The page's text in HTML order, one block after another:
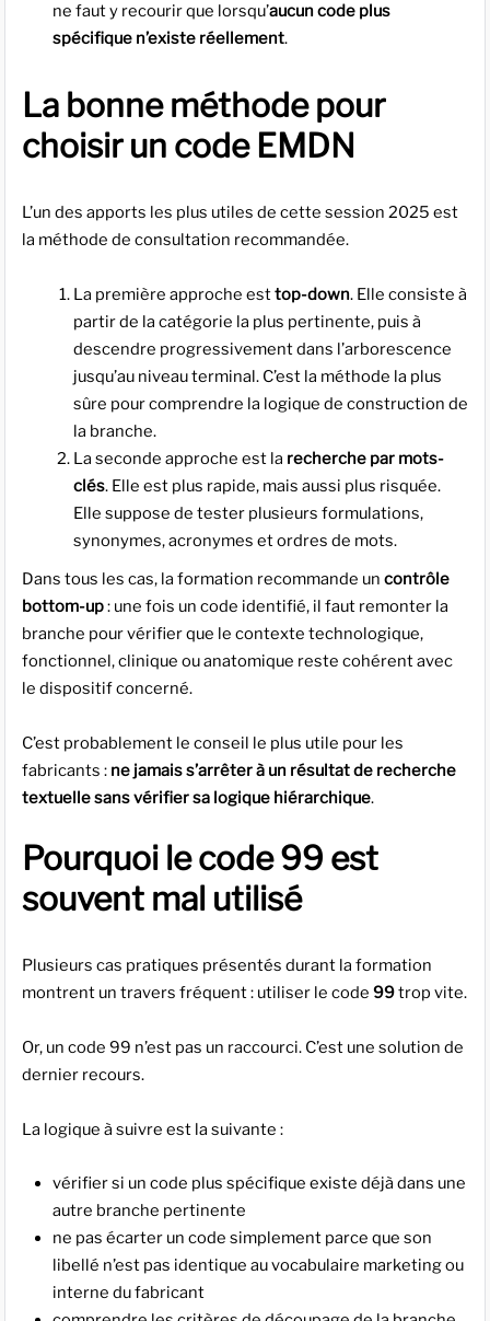
ne faut y recourir que lorsqu’aucun code plus
spécifique n’existe réellement.
La bonne méthode pour
choisir un code EMDN
L’un des apports les plus utiles de cette session 2025 est
la méthode de consultation recommandée.
La première approche esttop-down. Elle consiste à
partir de la catégorie la plus pertinente, puis à
descendre progressivement dans l’arborescence
jusqu’au niveau terminal. C’est la méthode la plus
sûre pour comprendre la logique de construction de
la branche.
La seconde approche est la recherche par mots-
clés. Elle est plus rapide, mais aussi plus risquée.
Elle suppose de tester plusieurs formulations,
synonymes, acronymes et ordres de mots.
Dans tous les cas, la formation recommande un contrôle
bottom-up: une fois un code identifié, il faut remonter la
branche pour vérifier que le contexte technologique,
fonctionnel, clinique ou anatomique reste cohérent avec
le dispositif concerné.
C’est probablement le conseil le plus utile pour les
fabricants : ne jamais s’arrêter à un résultat de recherche
textuelle sans vérifier sa logique hiérarchique.
Pourquoi le code 99 est
souvent mal utilisé
Plusieurs cas pratiques présentés durant la formation
montrent un travers fréquent : utiliser le code 99trop vite.
Or, un code 99 n’est pas un raccourci. C’est une solution de
dernier recours.
La logique à suivre est la suivante :
vérifier si un code plus spécifique existe déjà dans une
autre branche pertinente
ne pas écarter un code simplement parce que son
libellé n’est pas identique au vocabulaire marketing ou
interne du fabricant